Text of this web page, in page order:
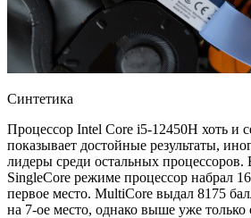
Синтетика
Процессор Intel Core i5-12450H хоть и
показывает достойные результаты,
лидеры среди остальных процессоров.
SingleCore режиме процессор набрал
первое место. MultiCore выдал 8175
на 7-ое место, однако выше уже